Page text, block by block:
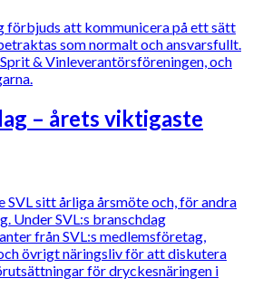
förbjuds att kommunicera på ett sätt
som normalt och ansvarsfullt.
& Vinleverantörsföreningen, och
– årets viktigaste
SVL sitt årliga årsmöte och, för andra
Under SVL:s branschdag
från SVL:s medlemsföretag,
övrigt näringsliv för att diskutera
för dryckesnäringen i